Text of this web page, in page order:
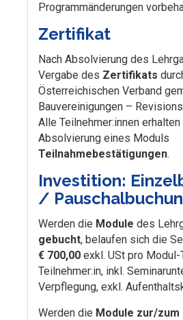
Programmänderungen
Zertifikat
Nach Absolvierung des
Vergabe des Zertifikats
Österreichischen Verband
Bauvereinigungen –
Alle Teilnehmer:innen erhalten
Absolvierung eines Moduls
Teilnahmebestätigungen.
Investition:
/
Werden die Module des
gebucht, belaufen sich die
€ 700,00 exkl. USt pro Modul-
Teilnehmer:in, inkl.
Verpflegung, exkl.
Werden die Module zur/zum